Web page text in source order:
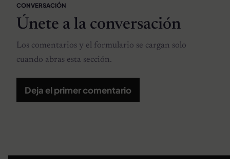
CONVERSACIÓN
Únete a la conversación
Los comentarios y el formulario se cargan solo
cuando abras esta sección.
Deja el primer comentario